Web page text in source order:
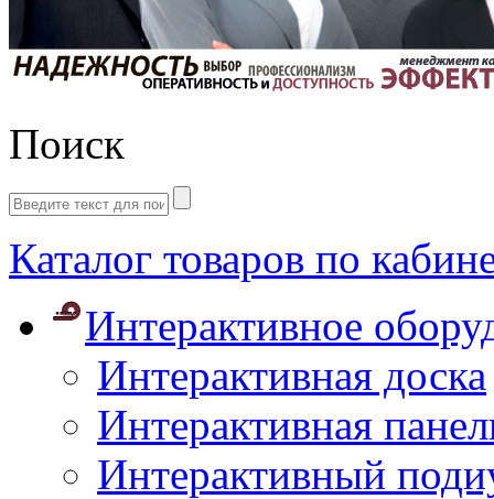
Поиск
Каталог товаров по
Интерактивное
Интерактивная доска
Интерактивная
Интерактивный